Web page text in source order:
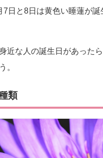
7日と8日は黄色い睡蓮が誕
近な人の誕生日があった
。
類